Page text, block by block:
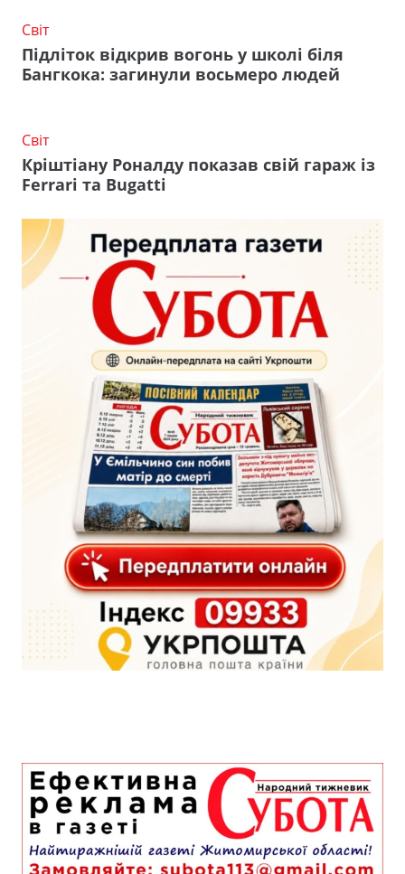
Світ
Підліток відкрив вогонь у школі біля
Бангкока: загинули восьмеро людей
Світ
Кріштіану Роналду показав свій гараж із
Ferrari та Bugatti